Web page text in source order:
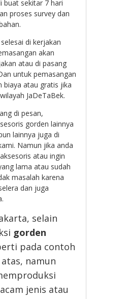
buat sekitar 7 hari
proses survey dan
di kerjakan
akan
atau di pasang
untuk pemasangan
biaya atau gratis jika
JaDeTaBek.
di pesan,
gorden lainnya
lainnya juga di
Namun jika anda
atau ingin
lama atau sudah
masalah karena
dan juga
selain
gorden
pada contoh
namun
jenis atau